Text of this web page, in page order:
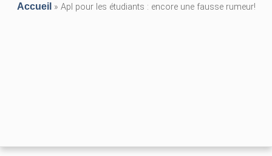
Accueil » Apl pour les étudiants : encore une fausse rumeur!